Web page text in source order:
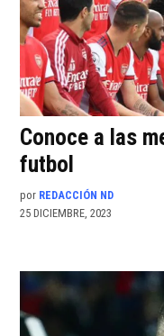
Conoce a las
futbol
por REDACCIÓN ND
25 DICIEMBRE, 2023